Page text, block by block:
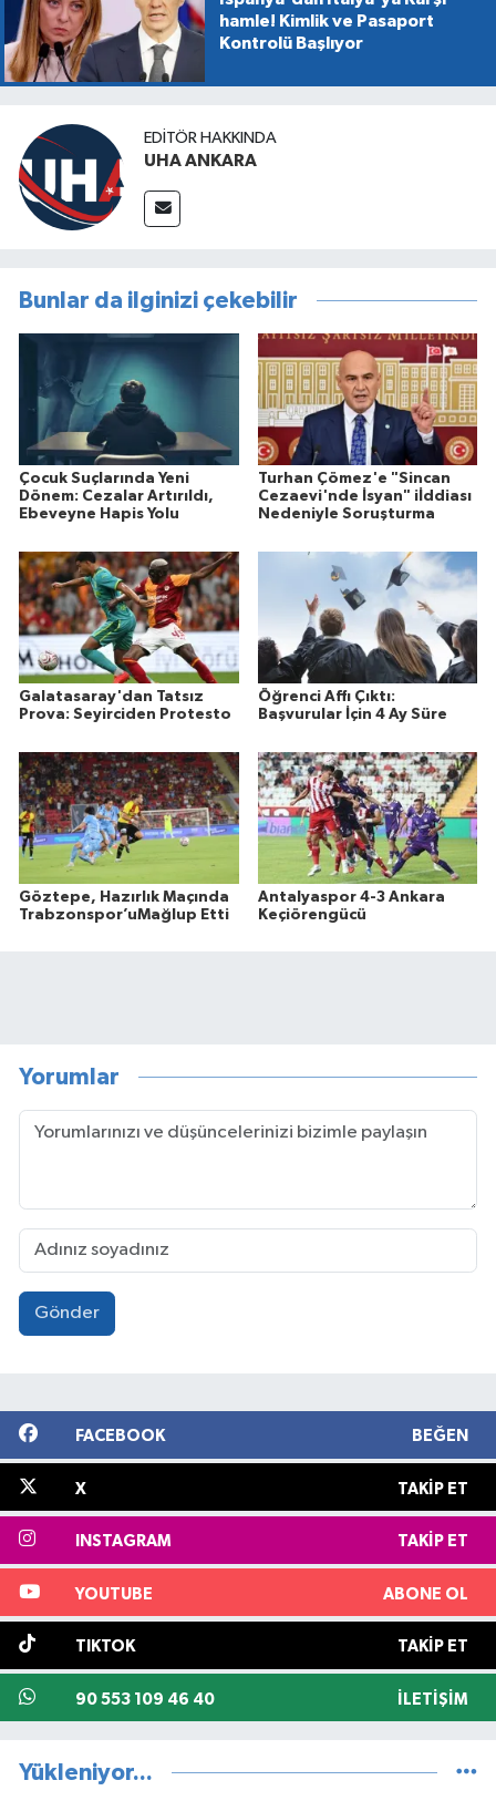
hamle! Kimlik ve Pasaport
Kontrolü Başlıyor
EDITÖR HAKKINDA
UHA ANKARA
Bunlar da ilginizi çekebilir
Çocuk Suçlarında Yeni
Dönem: Cezalar Artırıldı,
Ebeveyne Hapis Yolu
Turhan Çömez'e "Sincan
Cezaevi'nde İsyan" iİddiası
Nedeniyle Soruşturma
Galatasaray'dan Tatsız
Prova: Seyirciden Protesto
Öğrenci Affı Çıktı:
Başvurular İçin 4 Ay Süre
Göztepe, Hazırlık Maçında
Trabzonspor’uMağlup Etti
Antalyaspor 4-3 Ankara
Keçiörengücü
Yorumlar
Gönder
FACEBOOK BEĞEN
X TAKIP ET
INSTAGRAM TAKIP ET
YOUTUBE ABONE OL
TIKTOK TAKIP ET
90 553 109 46 40 İLETIŞIM
Yükleniyor...